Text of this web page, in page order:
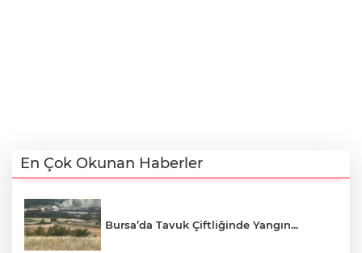
En Çok Okunan Haberler
Bursa’da Tavuk Çiftliğinde Yangın...